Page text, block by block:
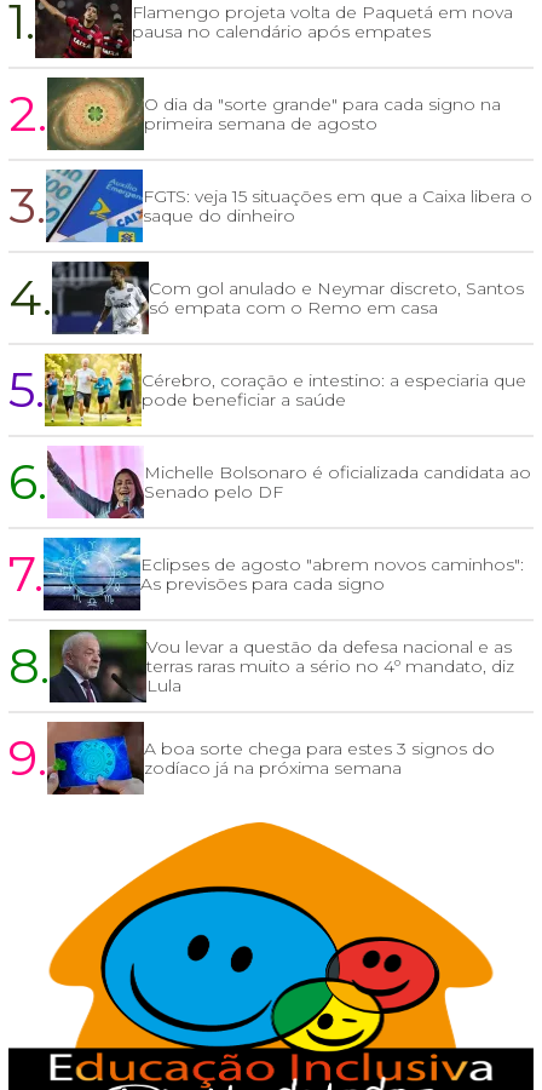
1.
Flamengo projeta volta de Paquetá em nova
pausa no calendário após empates
2.
O dia da "sorte grande" para cada signo na
primeira semana de agosto
3.
FGTS: veja 15 situações em que a Caixa libera o
saque do dinheiro
4.
Com gol anulado e Neymar discreto, Santos
só empata com o Remo em casa
5.
Cérebro, coração e intestino: a especiaria que
pode beneficiar a saúde
6.
Michelle Bolsonaro é oficializada candidata ao
Senado pelo DF
7.
Eclipses de agosto "abrem novos caminhos":
As previsões para cada signo
8.
Vou levar a questão da defesa nacional e as
terras raras muito a sério no 4º mandato, diz
Lula
9.
A boa sorte chega para estes 3 signos do
zodíaco já na próxima semana